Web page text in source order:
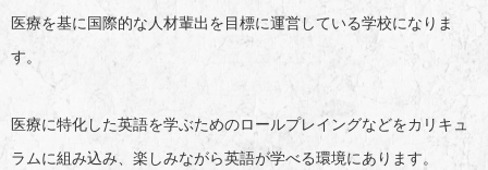
医療を基に国際的な人材輩出を目標に運営している学校になりま
す。
医療に特化した英語を学ぶためのロールプレイングなどをカリキュ
ラムに組み込み、楽しみながら英語が学べる環境にあります。